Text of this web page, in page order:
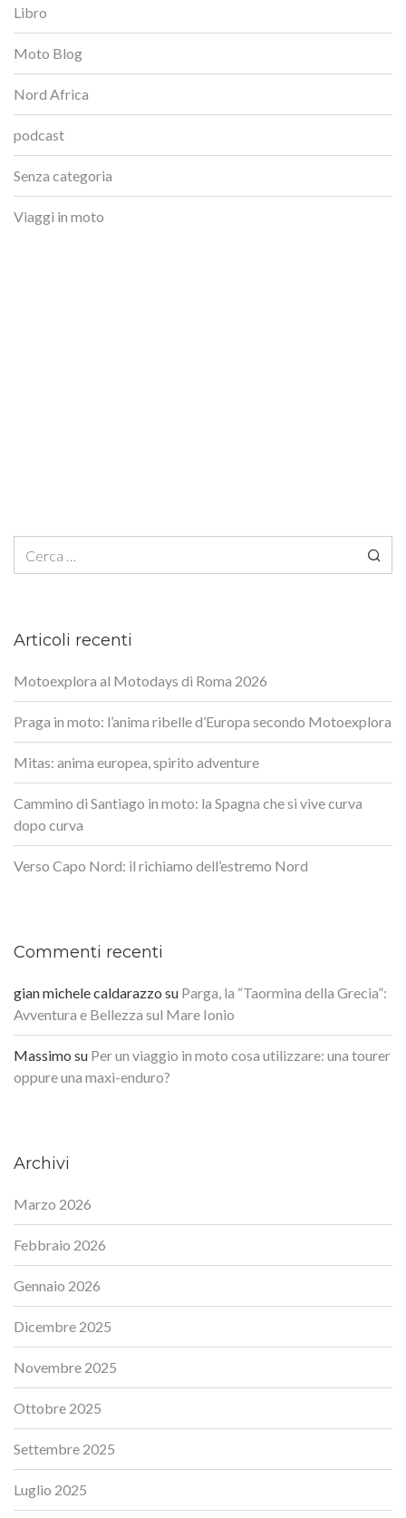
Libro
Moto Blog
Nord Africa
podcast
Senza categoria
Viaggi in moto
Articoli recenti
Motoexplora al Motodays di Roma 2026
Praga in moto: l’anima ribelle d’Europa secondo Motoexplora
Mitas: anima europea, spirito adventure
Cammino di Santiago in moto: la Spagna che si vive curva
dopo curva
Verso Capo Nord: il richiamo dell’estremo Nord
Commenti recenti
gian michele caldarazzo su Parga, la “Taormina della Grecia”:
Avventura e Bellezza sul Mare Ionio
Massimo su Per un viaggio in moto cosa utilizzare: una tourer
oppure una maxi-enduro?
Archivi
Marzo 2026
Febbraio 2026
Gennaio 2026
Dicembre 2025
Novembre 2025
Ottobre 2025
Settembre 2025
Luglio 2025